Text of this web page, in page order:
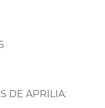
DE APRILIA: